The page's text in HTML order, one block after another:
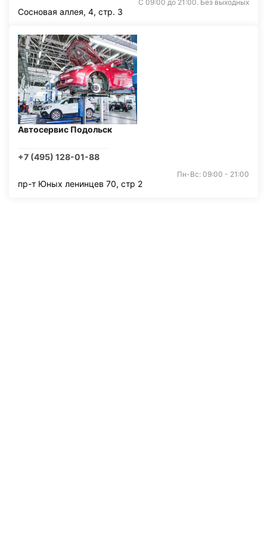
С 09:00 до 21:00. Без выходных
Сосновая аллея, 4, стр. 3
Автосервис Подольск
+7 (495) 128-01-88
Пн-Вс: 09:00 - 21:00
пр-т Юных ленинцев 70, стр 2